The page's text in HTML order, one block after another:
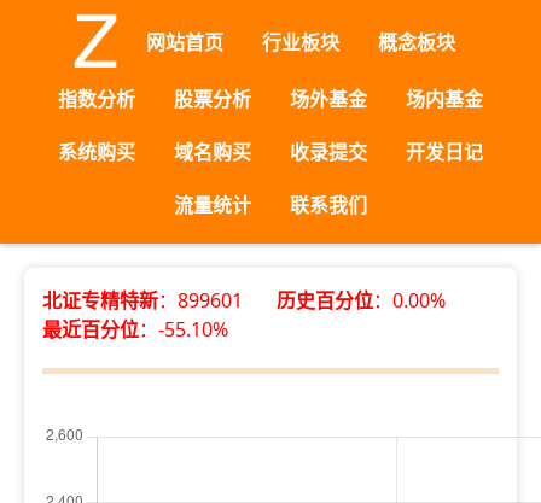
网站首页 行业板块 概念板块
指数分析 股票分析 场外基金
场内基金
系统购买
域名购买 收录提交
开发日记
流量统计
联系我们
北证专精特新：899601 历史百分位：0.00%
最近百分位：-55.10%